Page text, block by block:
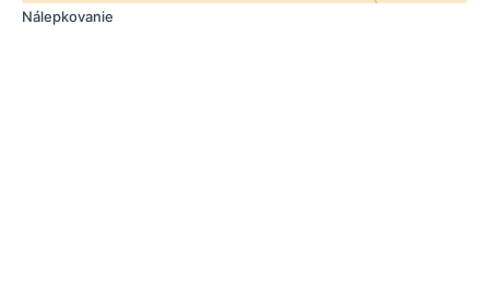
Nálepkovanie